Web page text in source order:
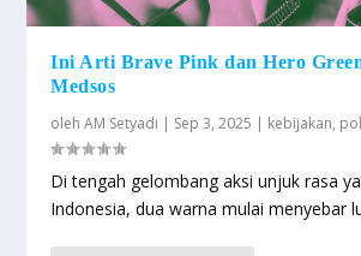
Ini Arti Brave Pink dan Hero
Medsos
olehAM Setyadi | Sep 3, 2025 | kebijakan,
Di tengah gelombang aksi unjuk rasa
Indonesia, dua warna mulai menyebar